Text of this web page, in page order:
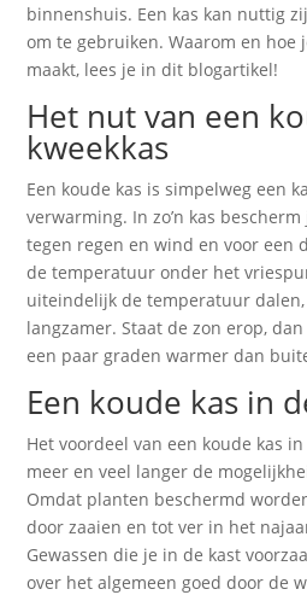
binnenshuis. Een kas kan nuttig
om te gebruiken. Waarom en hoe
maakt, lees je in dit blogartikel!
Het nut van een
kweekkas
Een koude kas is simpelweg een
verwarming. In zo’n kas
tegen regen en wind en voor een
de temperatuur onder het
uiteindelijk de temperatuur
langzamer. Staat de zon erop,
een paar graden warmer dan
Een koude kas in
Het voordeel van een koude kas
meer en veel langer de
Omdat planten beschermd
door zaaien en tot ver in het
Gewassen die je in de kast
over het algemeen goed door de